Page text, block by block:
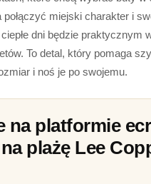
miejski charakter i
dni będzie praktycznym
To detal, który pomaga
i noś je po swojemu.
na platformie
plażę Lee